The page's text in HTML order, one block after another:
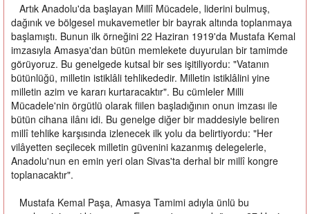
Artık Anadolu'da başlayan Millî Mücadele, liderini bulmuş,
dağınık ve bölgesel mukavemetler bir bayrak altında toplanmaya
başlamıştı. Bunun ilk örneğini 22 Haziran 1919'da Mustafa Kemal
imzasıyla Amasya'dan bütün memlekete duyurulan bir tamimde
görüyoruz. Bu genelgede kutsal bir ses işitiliyordu: "Vatanın
bütünlüğü, milletin istiklâli tehlikededir. Milletin istiklâlini yine
milletin azim ve kararı kurtaracaktır". Bu cümleler Milli
Mücadele'nin örgütlü olarak fiilen başladığının onun imzası ile
bütün cihana ilânı idi. Bu genelge diğer bir maddesiyle beliren
millî tehlike karşısında izlenecek ilk yolu da belirtiyordu: "Her
vilâyetten seçilecek milletin güvenini kazanmış delegelerle,
Anadolu'nun en emin yeri olan Sivas'ta derhal bir millî kongre
toplanacaktır".
Mustafa Kemal Paşa, Amasya Tamimi adıyla ünlü bu